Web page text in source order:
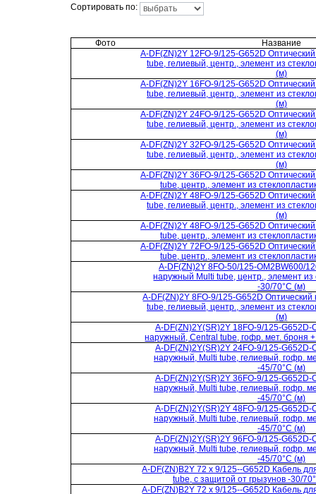
Сортировать по:
Фото
Название
A-DF(ZN)2Y 12FO-9/125-G652D
tube, гелиевый, центр., элемент из
(м)
A-DF(ZN)2Y 16FO-9/125-G652D
tube, гелиевый, центр., элемент из
(м)
A-DF(ZN)2Y 24FO-9/125-G652D
tube, гелиевый, центр., элемент из
(м)
A-DF(ZN)2Y 32FO-9/125-G652D
tube, гелиевый, центр., элемент из
(м)
A-DF(ZN)2Y 36FO-9/125-G652D
tube, центр., элемент из
A-DF(ZN)2Y 48FO-9/125-G652D
tube, гелиевый, центр., элемент из
(м)
A-DF(ZN)2Y 48FO-9/125-G652D
tube, центр., элемент из
A-DF(ZN)2Y 72FO-9/125-G652D
tube, центр., элемент из
A-DF(ZN)2Y 8FO-50/125-OM2BW600/
наружный Multi tube, центр., элемент из
-30/70°C (м)
A-DF(ZN)2Y 8FO-9/125-G652D
tube, гелиевый, центр., элемент из
(м)
A-DF(ZN)2Y(SR)2Y 18FO-9/125-G652D-
наружный, Central tube, гофр. мет. броня
A-DF(ZN)2Y(SR)2Y 24FO-9/125-G652D-
наружный, Multi tube, гелиевый, гофр.
-45/70°C (м)
A-DF(ZN)2Y(SR)2Y 36FO-9/125-G652D-
наружный, Multi tube, гелиевый, гофр.
-45/70°C (м)
A-DF(ZN)2Y(SR)2Y 48FO-9/125-G652D-
наружный, Multi tube, гелиевый, гофр.
-45/70°C (м)
A-DF(ZN)2Y(SR)2Y 96FO-9/125-G652D-
наружный, Multi tube, гелиевый, гофр.
-45/70°C (м)
A-DF(ZN)B2Y 72 x 9/125--G652D Кабель
tube, с защитой от грызунов -30/
A-DF(ZN)B2Y 72 x 9/125--G652D Кабель